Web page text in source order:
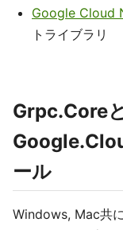
Google Cloud
トライブラリ
Grpc.Coreと
ール
Windows, Mac共